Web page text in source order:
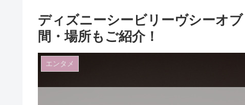
ディズニーシービリーヴシーオ
間・場所もご紹介！
エンタメ